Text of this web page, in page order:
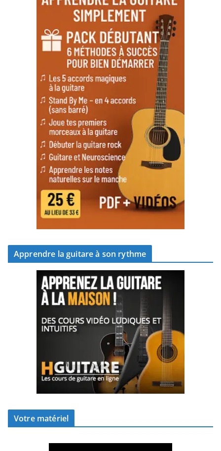
Apprendre la guitare à son rythme
Votre matériel